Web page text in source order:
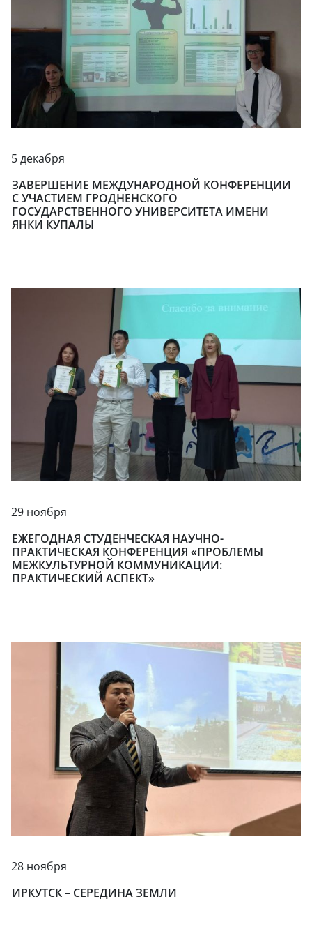
5 декабря
ЗАВЕРШЕНИЕ МЕЖДУНАРОДНОЙ КОНФЕРЕНЦИИ
С УЧАСТИЕМ ГРОДНЕНСКОГО
ГОСУДАРСТВЕННОГО УНИВЕРСИТЕТА ИМЕНИ
ЯНКИ КУПАЛЫ
29 ноября
ЕЖЕГОДНАЯ СТУДЕНЧЕСКАЯ НАУЧНО-
ПРАКТИЧЕСКАЯ КОНФЕРЕНЦИЯ «ПРОБЛЕМЫ
МЕЖКУЛЬТУРНОЙ КОММУНИКАЦИИ:
ПРАКТИЧЕСКИЙ АСПЕКТ»
28 ноября
ИРКУТСК – СЕРЕДИНА ЗЕМЛИ